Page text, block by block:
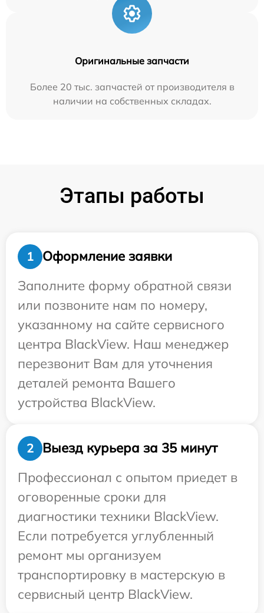
Оригинальные запчасти
Более 20 тыс. запчастей от производителя в
наличии на собственных складах.
Этапы работы
1
Оформление заявки
Заполните форму обратной связи
или позвоните нам по номеру,
указанному на сайте сервисного
центра BlackView. Наш менеджер
перезвонит Вам для уточнения
деталей ремонта Вашего
устройства BlackView.
2
Выезд курьера за 35 минут
Профессионал с опытом приедет в
оговоренные сроки для
диагностики техники BlackView.
Если потребуется углубленный
ремонт мы организуем
транспортировку в мастерскую в
сервисный центр BlackView.